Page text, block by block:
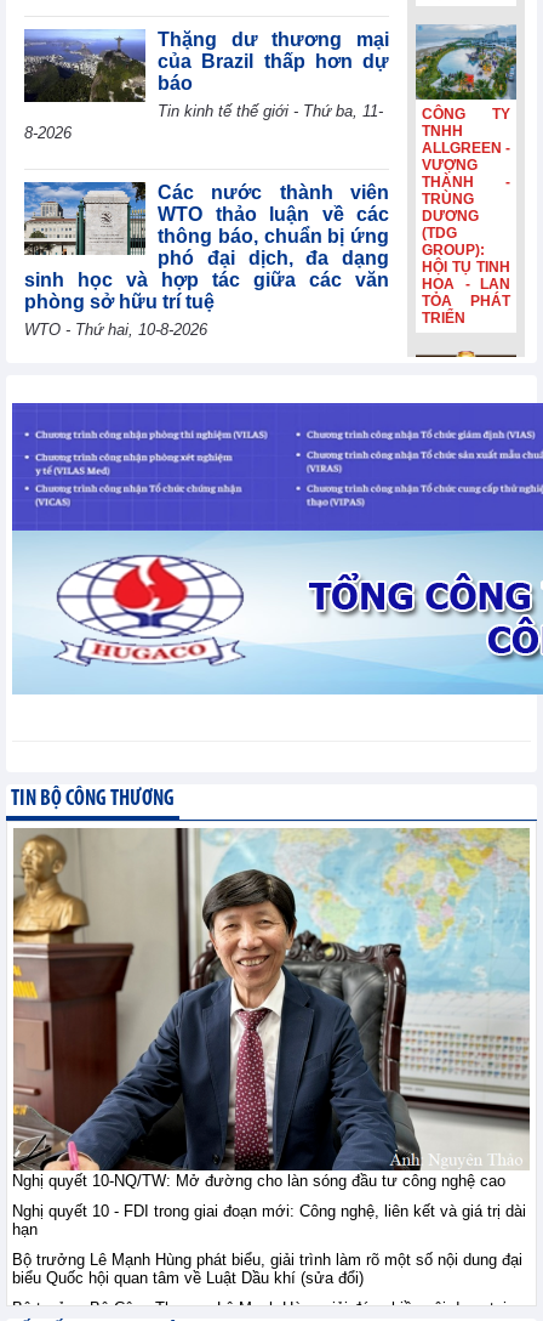
Lợi nhuận sau
thuế 6 tháng
giảm 82,9%,
dòng tiền âm
đồng
Thặng dư thương mại
của Brazil thấp hơn dự
báo
Tin kinh tế thế giới - Thứ ba, 11-
8-2026
Các nước thành viên
WTO thảo luận về các
thông báo, chuẩn bị ứng
phó đại dịch, đa dạng
sinh học và hợp tác giữa các văn
phòng sở hữu trí tuệ
WTO - Thứ hai, 10-8-2026
WTO năm 2026, cảm ơn
các nước thành viên vì
sự hợp tác liên tục
WTO - Thứ hai, 10-8-2026
Lithuania đóng góp
30.000 EUR để giúp các
nền kinh tế đang phát
triển và các nước kém
phát triển nhất nâng cao năng lực
thương mại
WTO - Thứ hai, 10-8-2026
định sau khi vượt đỉnh
bảy tuần, đồng duy trì
trên 14.000 USD, quặng sắt giằng co
trước lo ngại nguồn cung
Tin hàng hoá thế giới - Thứ hai, 10-8-2026
Thị trường nông sản thế
giới ngày 10/8: Lúa mì
tăng do rủi ro Biển Đen;
ngô, đậu tương tăng
nhẹ; đường tăng mạnh
Tin hàng hoá thế giới - Thứ hai, 10-8-2026
Tham gia sâu thị trường
công nghiệp chế tạo Hà
Lan: Doanh nghiệp Việt
Hội nhập - Thứ hai, 10-8-2026
Việt Nam - Australia: Mở
chương hợp tác mới
CÔNG TY
TNHH
ALLGREEN -
VƯỢNG
THÀNH -
TRÙNG
DƯƠNG
(TDG
GROUP):
HỘI TỤ TINH
HOA - LAN
TỎA PHÁT
TRIỂN
Bia Hà Nội
diện, tiếp
nối hành
hơn 132
diện, tiếp
trình lịch sử
hơn 132
năm
TIN BỘ CÔNG THƯƠNG
Nghị quyết 10-NQ/TW: Mở đường cho làn sóng đầu tư công nghệ cao
Nghị quyết 10 - FDI trong giai đoạn mới: Công nghệ, liên kết và giá trị dài
hạn
Bộ trưởng Lê Mạnh Hùng phát biểu, giải trình làm rõ một số nội dung đại
biểu Quốc hội quan tâm về Luật Dầu khí (sửa đổi)
Bộ trưởng Bộ Công Thương Lê Mạnh Hùng giải đáp nhiều nội dung tại